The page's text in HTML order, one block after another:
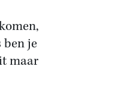
je
maar